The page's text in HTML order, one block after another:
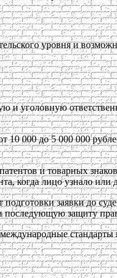
уровня и
уголовную
10 000 до 5 000 000
и товарных
когда лицо узнало
заявки до
последующую защиту
международные